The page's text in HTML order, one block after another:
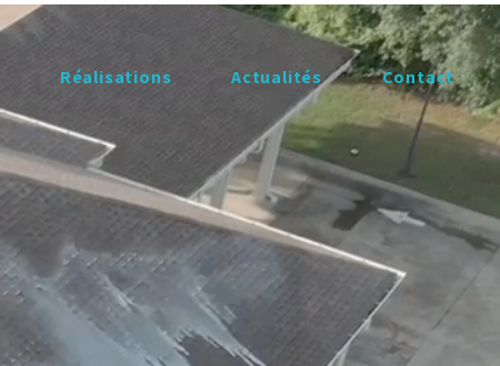
Réalisations ​Actualités Contact